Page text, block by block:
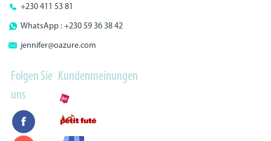
+230 411 53 81
WhatsApp : +230 59 36 38 42
jennifer@oazure.com
Folgen Sie
uns
Kundenmeinungen